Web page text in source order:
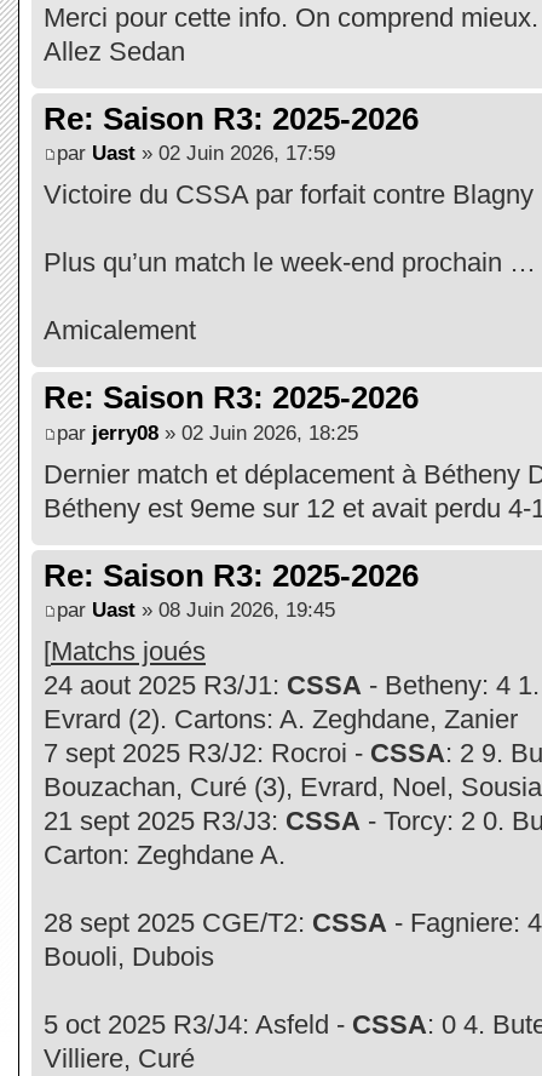
Merci pour cette info. On comprend mieux.
Allez Sedan
Re: Saison R3: 2025-2026
par Uast » 02 Juin 2026, 17:59
Victoire du CSSA par forfait contre Blagny
Plus qu’un match le week-end prochain …
Amicalement
Re: Saison R3: 2025-2026
par jerry08 » 02 Juin 2026, 18:25
Dernier match et déplacement à Bétheny
Bétheny est 9eme sur 12 et avait perdu 4-
Re: Saison R3: 2025-2026
par Uast » 08 Juin 2026, 19:45
[Matchs joués
24 aout 2025 R3/J1: CSSA - Betheny: 4
Evrard (2). Cartons: A. Zeghdane, Zanier
7 sept 2025 R3/J2: Rocroi - CSSA: 2 9.
Bouzachan, Curé (3), Evrard, Noel,
21 sept 2025 R3/J3: CSSA - Torcy: 2 0.
Carton: Zeghdane A.
28 sept 2025 CGE/T2: CSSA - Fagniere:
Bouoli, Dubois
5 oct 2025 R3/J4: Asfeld - CSSA: 0 4.
Villiere, Curé